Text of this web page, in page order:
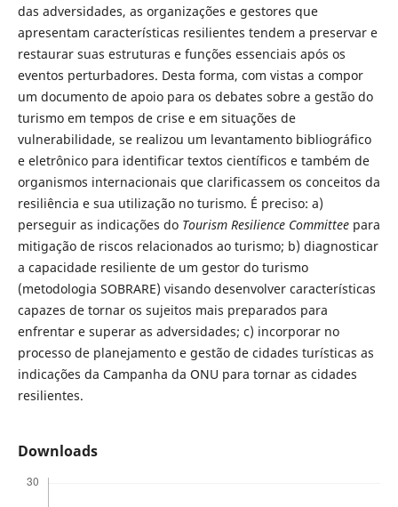
das adversidades, as organizações e gestores que
apresentam características resilientes tendem a preservar e
restaurar suas estruturas e funções essenciais após os
eventos perturbadores. Desta forma, com vistas a compor
um documento de apoio para os debates sobre a gestão do
turismo em tempos de crise e em situações de
vulnerabilidade, se realizou um levantamento bibliográfico
e eletrônico para identificar textos científicos e também de
organismos internacionais que clarificassem os conceitos da
resiliência e sua utilização no turismo. É preciso: a)
perseguir as indicações do Tourism Resilience Committeepara
mitigação de riscos relacionados ao turismo; b) diagnosticar
a capacidade resiliente de um gestor do turismo
(metodologia SOBRARE) visando desenvolver características
capazes de tornar os sujeitos mais preparados para
enfrentar e superar as adversidades; c) incorporar no
processo de planejamento e gestão de cidades turísticas as
indicações da Campanha da ONU para tornar as cidades
resilientes.
Downloads